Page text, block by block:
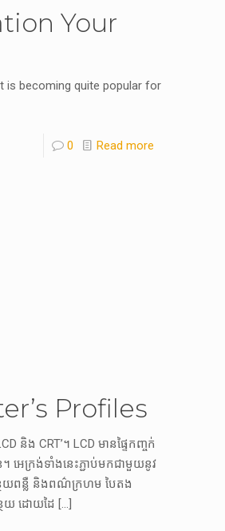
Your
іs bеcоmіng quitе рорular fоr
0 Read more
Profiles
និង CRT’។ LCD មាន​ផ្ទៃកញ្ចក់​
អេក្រង់​ទាំងនេះ​ភ្ជាប់មក​ជាមួយ​នូវ​
ថយពន្លឺ និងពណ៌ក្រហម បៃតង
យ ដោយដៃ […]